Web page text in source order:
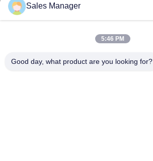
Wiadomość
elektroniczna
001-512-7443871
Sales Manager
5:46 PM
Good day, what product are you looking for?